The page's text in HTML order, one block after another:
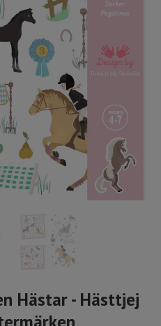
Hästar - Hästtjej